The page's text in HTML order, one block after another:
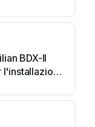
BDX-II